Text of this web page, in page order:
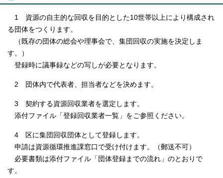
1 資源の自主的な回収を目的とした10世帯以上により構成され
る団体をつくります。
（既存の団体の総会や理事会で、集団回収の実施を決定しま
す。）
登録時に議事録などの写しが必要となります。
2 団体内で代表者、担当者などを決めます。
3 契約する資源回収業者を選定します。
添付ファイル「登録回収業者一覧」をご参照ください。
4 区に集団回収団体として登録します。
申請は資源循環推進課窓口で受け付けます。（郵送不可）
必要書類は添付ファイル「団体登録までの流れ」のとおりで
す。